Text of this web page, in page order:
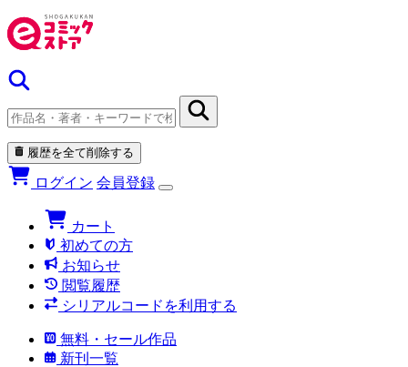
履歴を全て削除する
ログイン 会員登録
カート
初めての方
お知らせ
閲覧履歴
シリアルコードを利用する
無料・セール作品
新刊一覧